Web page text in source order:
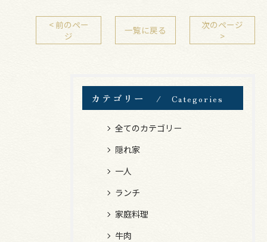
< 前のペー
ジ
一覧に戻る
次のページ
>
カテゴリー Categories
全てのカテゴリー
隠れ家
一人
ランチ
家庭料理
牛肉